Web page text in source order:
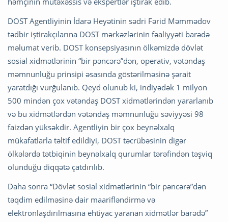
DOST Agentliyinin İdarə Heyətinin sədri Fərid Məmmədov
tədbir iştirakçılarına DOST mərkəzlərinin fəaliyyəti barədə
məlumat verib. DOST konsepsiyasının ölkəmizdə dövlət
sosial xidmətlərinin “bir pəncərə”dən, operativ, vətəndaş
məmnunluğu prinsipi əsasında göstərilməsinə şərait
yaratdığı vurğulanıb. Qeyd olunub ki, indiyədək 1 milyon
500 mindən çox vətəndaş DOST xidmətlərindən yararlanıb
və bu xidmətlərdən vətəndaş məmnunluğu səviyyəsi 98
faizdən yüksəkdir. Agentliyin bir çox beynəlxalq
mükafatlarla təltif edildiyi, DOST təcrübəsinin digər
ölkələrdə tətbiqinin beynəlxalq qurumlar tərəfindən təşviq
olunduğu diqqətə çatdırılıb.
Daha sonra “Dövlət sosial xidmətlərinin “bir pəncərə”dən
təqdim edilməsinə dair maarifləndirmə və
elektronlaşdırılmasına ehtiyac yaranan xidmətlər barədə”